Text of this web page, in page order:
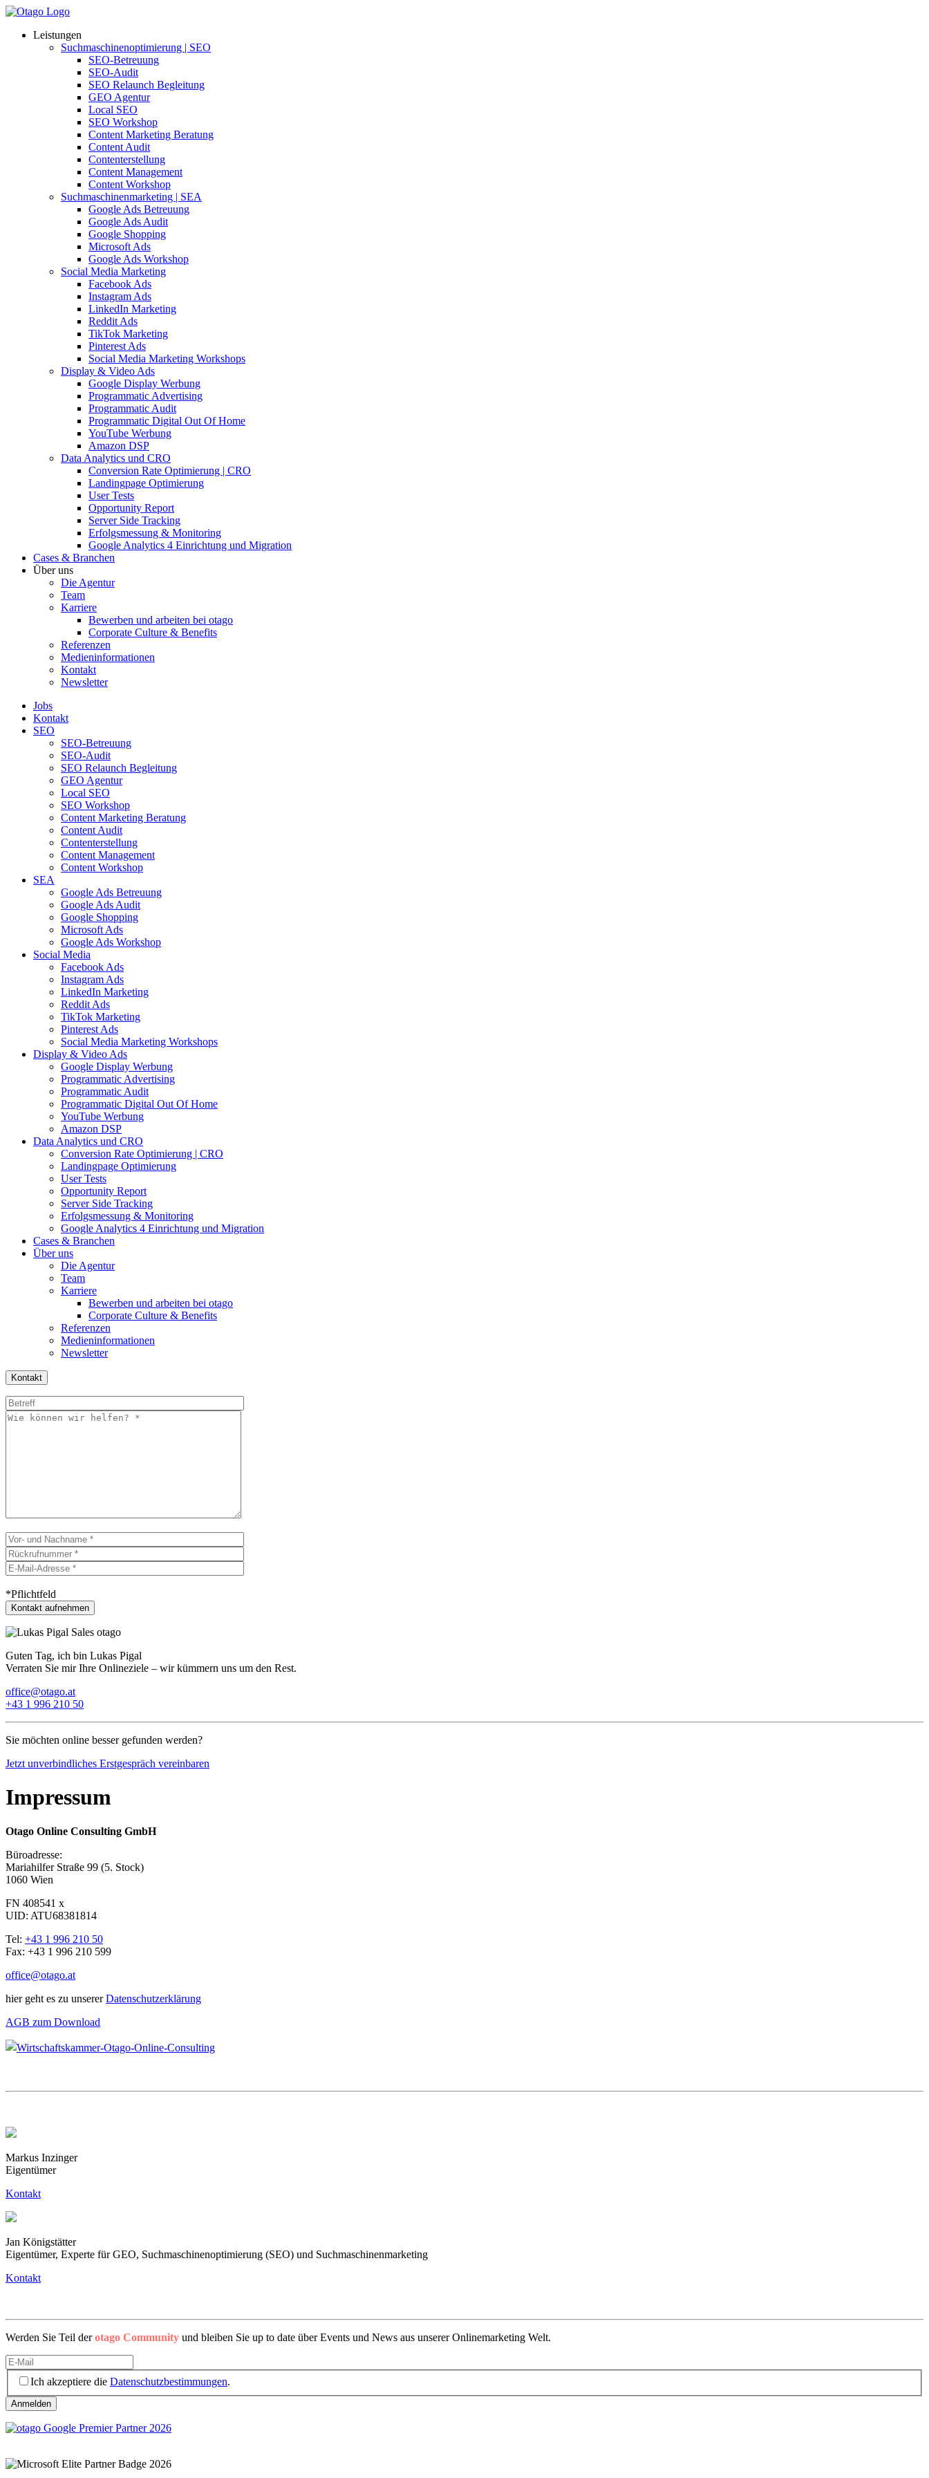
Leistungen
Suchmaschinenoptimierung | SEO
SEO-Betreuung
SEO-Audit
SEO Relaunch Begleitung
GEO Agentur
Local SEO
SEO Workshop
Content Marketing Beratung
Content Audit
Contenterstellung
Content Management
Content Workshop
Suchmaschinenmarketing | SEA
Google Ads Betreuung
Google Ads Audit
Google Shopping
Microsoft Ads
Google Ads Workshop
Social Media Marketing
Facebook Ads
Instagram Ads
LinkedIn Marketing
Reddit Ads
TikTok Marketing
Pinterest Ads
Social Media Marketing Workshops
Display & Video Ads
Google Display Werbung
Programmatic Advertising
Programmatic Audit
Programmatic Digital Out Of Home
YouTube Werbung
Amazon DSP
Data Analytics und CRO
Conversion Rate Optimierung | CRO
Landingpage Optimierung
User Tests
Opportunity Report
Server Side Tracking
Erfolgsmessung & Monitoring
Google Analytics 4 Einrichtung und Migration
Cases & Branchen
Über uns
Die Agentur
Team
Karriere
Bewerben und arbeiten bei otago
Corporate Culture & Benefits
Referenzen
Medieninformationen
Kontakt
Newsletter
Jobs
Kontakt
SEO
SEO-Betreuung
SEO-Audit
SEO Relaunch Begleitung
GEO Agentur
Local SEO
SEO Workshop
Content Marketing Beratung
Content Audit
Contenterstellung
Content Management
Content Workshop
SEA
Google Ads Betreuung
Google Ads Audit
Google Shopping
Microsoft Ads
Google Ads Workshop
Social Media
Facebook Ads
Instagram Ads
LinkedIn Marketing
Reddit Ads
TikTok Marketing
Pinterest Ads
Social Media Marketing Workshops
Display & Video Ads
Google Display Werbung
Programmatic Advertising
Programmatic Audit
Programmatic Digital Out Of Home
YouTube Werbung
Amazon DSP
Data Analytics und CRO
Conversion Rate Optimierung | CRO
Landingpage Optimierung
User Tests
Opportunity Report
Server Side Tracking
Erfolgsmessung & Monitoring
Google Analytics 4 Einrichtung und Migration
Cases & Branchen
Über uns
Die Agentur
Team
Karriere
Bewerben und arbeiten bei otago
Corporate Culture & Benefits
Referenzen
Medieninformationen
Newsletter
Kontakt
*Pflichtfeld
Guten Tag, ich bin Lukas Pigal
Verraten Sie mir Ihre Onlineziele – wir kümmern uns um den Rest.
office@otago.at
+43 1 996 210 50
Sie möchten online besser gefunden werden?
Jetzt unverbindliches Erstgespräch vereinbaren
Impressum
Otago Online Consulting GmbH
Büroadresse:
Mariahilfer Straße 99 (5. Stock)
1060 Wien
FN 408541 x
UID: ATU68381814
Tel: +43 1 996 210 50
Fax: +43 1 996 210 599
office@otago.at
hier geht es zu unsererDatenschutzerklärung
AGB zum Download
Markus Inzinger
Eigentümer
Kontakt
Jan Königstätter
Eigentümer, Experte für GEO, Suchmaschinenoptimierung (SEO) und Suchmaschinenmarketing
Kontakt
Werden Sie Teil derotago Community und bleiben Sie up to date über Events und News aus unserer Onlinemarketing Welt.
Ich akzeptiere die Datenschutzbestimmungen.